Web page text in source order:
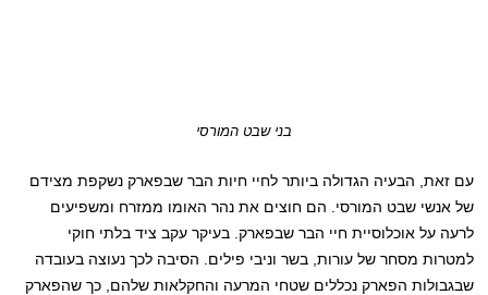
בני שבט המורסי
עם זאת, הבעיה הגדולה ביותר לחיי חיות הבר שבפארק נשקפת מצידם
של אנשי שבט המורסי. הם חוצים את נהר האומו ממזרח ומשפיעים
לרעה על אוכלוסיית חיי הבר שבפארק. בעיקר עקב ציד בלתי חוקי
למטרות מסחר של עורות, בשר וניבי פילים. הסיבה לכך נעוצה בעובדה
שבגבולות הפארק נכללים שטחי המרעה והחקלאות שלהם, כך שהפארק